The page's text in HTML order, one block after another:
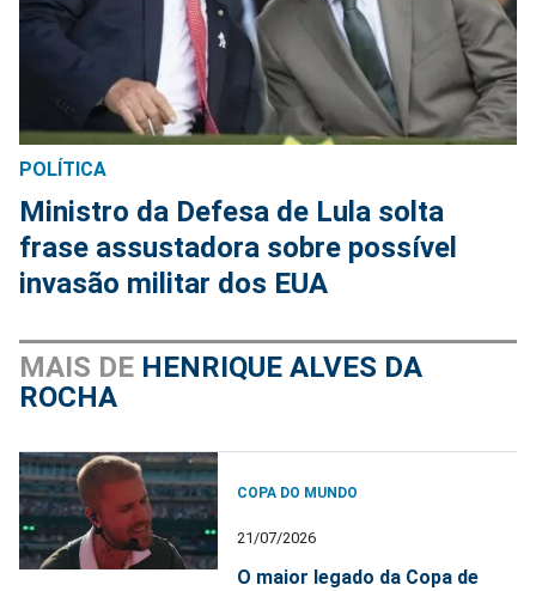
POLÍTICA
Ministro da Defesa de Lula solta
frase assustadora sobre possível
invasão militar dos EUA
MAIS DE HENRIQUE ALVES DA
ROCHA
COPA DO MUNDO
21/07/2026
O maior legado da Copa de